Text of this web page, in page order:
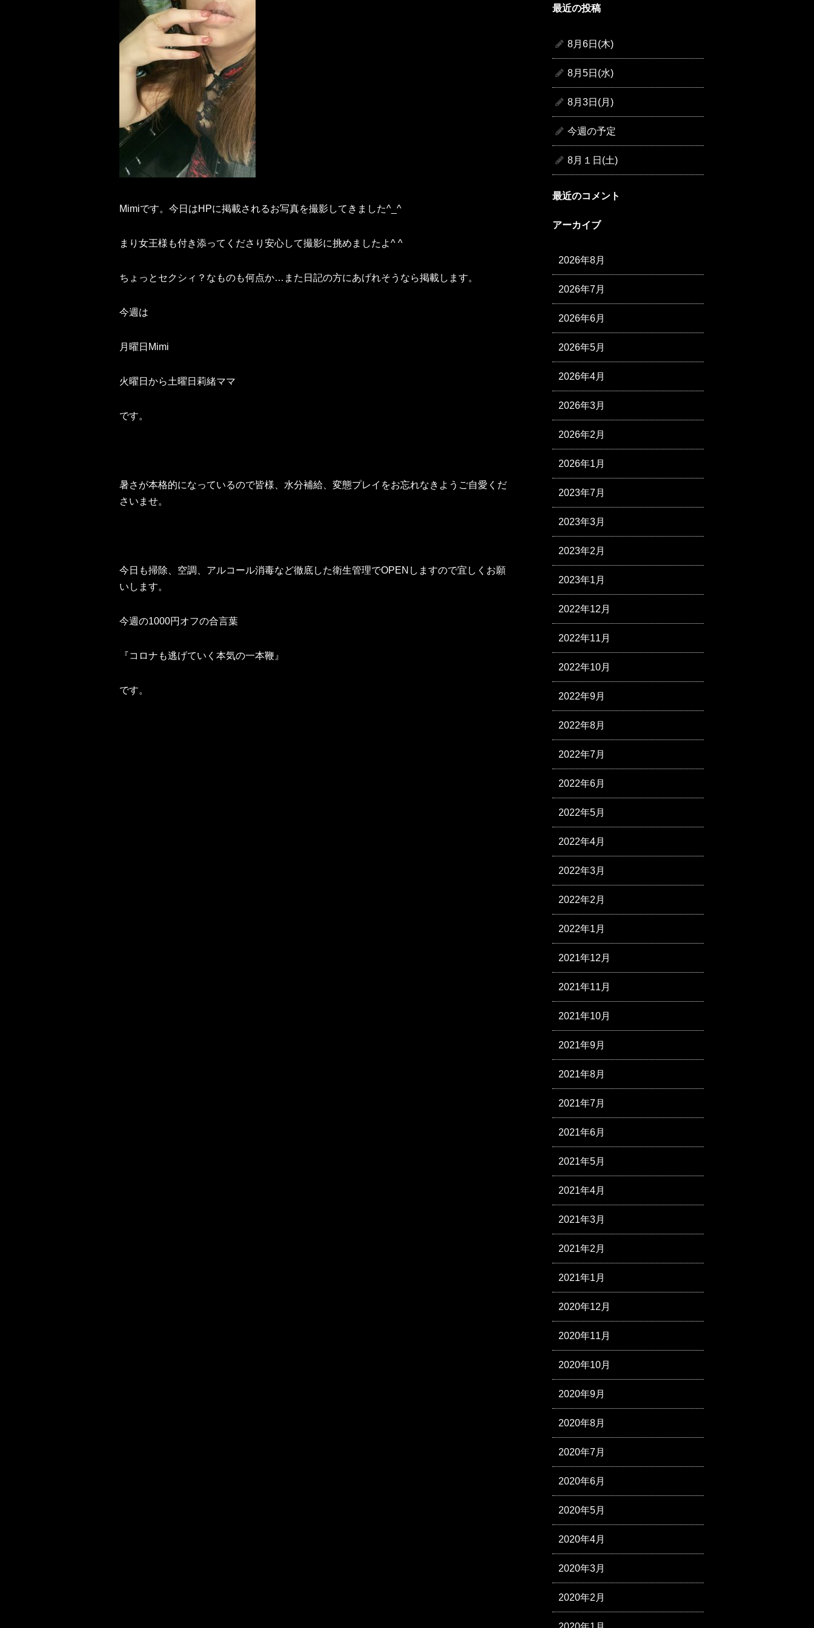
Mimiです。今日はHPに掲載されるお写真を撮影してきました^_^
まり女王様も付き添ってくださり安心して撮影に挑めましたよ^ ^
ちょっとセクシィ？なものも何点か…また日記の方にあげれそうなら掲載します。
今週は
月曜日Mimi
火曜日から土曜日莉緒ママ
です。
暑さが本格的になっているので皆様、水分補給、変態プレイをお忘れなきようご自愛くだ
さいませ。
今日も掃除、空調、アルコール消毒など徹底した衛生管理でOPENしますので宜しくお願
いします。
今週の1000円オフの合言葉
『コロナも逃げていく本気の一本鞭』
です。
最近の投稿
8月6日(木)
8月5日(水)
8月3日(月)
今週の予定
8月１日(土)
最近のコメント
アーカイブ
2026年8月
2026年7月
2026年6月
2026年5月
2026年4月
2026年3月
2026年2月
2026年1月
2023年7月
2023年3月
2023年2月
2023年1月
2022年12月
2022年11月
2022年10月
2022年9月
2022年8月
2022年7月
2022年6月
2022年5月
2022年4月
2022年3月
2022年2月
2022年1月
2021年12月
2021年11月
2021年10月
2021年9月
2021年8月
2021年7月
2021年6月
2021年5月
2021年4月
2021年3月
2021年2月
2021年1月
2020年12月
2020年11月
2020年10月
2020年9月
2020年8月
2020年7月
2020年6月
2020年5月
2020年4月
2020年3月
2020年2月